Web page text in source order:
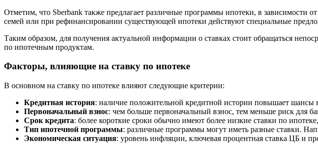
Отметим, что Sberbank также предлагает различные программы ипотеки, в
семей или при рефинансировании существующей ипотеки действуют специальные
Таким образом, для получения актуальной информации о ставках стоит обращаться
по ипотечным продуктам.
Факторы, влияющие на ставку по ипотеке
В основном на ставку по ипотеке влияют следующие критерии:
Кредитная история: наличие положительной кредитной истории повышает шансы
Первоначальный взнос: чем больше первоначальный взнос, тем меньше риск для
Срок кредита: более короткие сроки обычно имеют более низкие ставки по
Тип ипотечной программы: различные программы могут иметь разные ставки.
Экономическая ситуация: уровень инфляции, ключевая процентная ставка ЦБ и